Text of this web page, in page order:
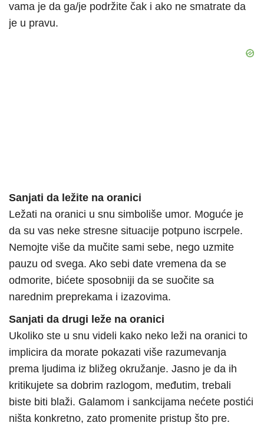
vama je da ga/je podržite čak i ako ne smatrate da
je u pravu.
Sanjati da ležite na oranici
Ležati na oranici u snu simboliše umor. Moguće je
da su vas neke stresne situacije potpuno iscrpele.
Nemojte više da mučite sami sebe, nego uzmite
pauzu od svega. Ako sebi date vremena da se
odmorite, bićete sposobniji da se suočite sa
narednim preprekama i izazovima.
Sanjati da drugi leže na oranici
Ukoliko ste u snu videli kako neko leži na oranici to
implicira da morate pokazati više razumevanja
prema ljudima iz bližeg okružanje. Jasno je da ih
kritikujete sa dobrim razlogom, međutim, trebali
biste biti blaži. Galamom i sankcijama nećete postići
ništa konkretno, zato promenite pristup što pre.